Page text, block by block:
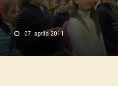
07. apríla 2011.